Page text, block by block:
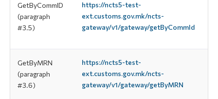
GetByCommID
(paragraph
#3.5)
https://ncts5-test-
ext.customs.gov.mk/ncts-
gateway/v1/gateway/getByCommId
GetByMRN
(paragraph
#3.6)
https://ncts5-test-
ext.customs.gov.mk/ncts-
gateway/v1/gateway/getByMRN